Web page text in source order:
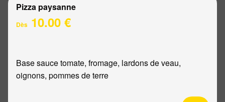
Pizza paysanne
Dès 10.00 €
Base sauce tomate, fromage, lardons de veau,
oignons, pommes de terre